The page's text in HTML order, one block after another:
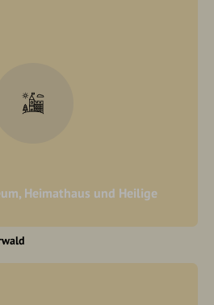
Heimathaus und Heilige